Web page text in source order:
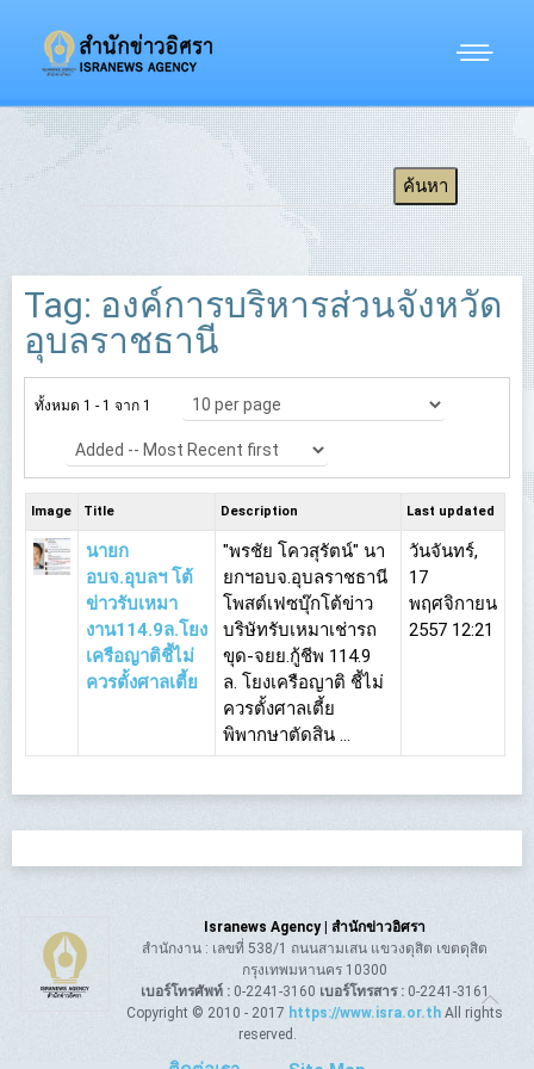
Tag: องค์การบริหารส่วนจังหวัด
อุบลราชธานี
ทั้งหมด 1 - 1 จาก 1
Image Title Description Last updated
นายก
อบจ.อุบลฯ โต้
ข่าวรับเหมา
งาน114.9ล.โยง
เครือญาติชี้ไม่
ควรตั้งศาลเตี้ย
"พรชัย โควสุรัตน์" นา
ยกฯอบจ.อุบลราชธานี
โพสต์เฟซบุ๊กโต้ข่าว
บริษัทรับเหมาเช่ารถ
ขุด-จยย.กู้ชีพ 114.9
ล. โยงเครือญาติ ชี้ไม่
ควรตั้งศาลเตี้ย
พิพากษาตัดสิน ...
วันจันทร์,
17
พฤศจิกายน
2557 12:21
Isranews Agency | สำนักข่าวอิศรา
สำนักงาน : เลขที่ 538/1 ถนนสามเสน แขวงดุสิต เขตดุสิต
กรุงเทพมหานคร 10300
เบอร์โทรศัพท์ :0-2241-3160 เบอร์โทรสาร :0-2241-3161
Copyright © 2010 - 2017 https://www.isra.or.th All rights
reserved.